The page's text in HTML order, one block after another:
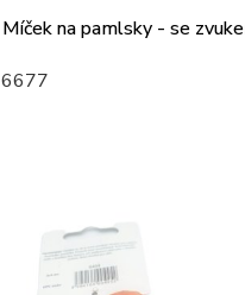
Míček na pamlsky - se
6677